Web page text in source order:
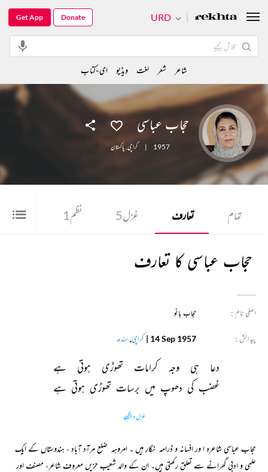
حجاب عباسی
1957
| کراچی, پاکستان
تمام تعارف غزل5 نظم1 شعر3
حجاب عباسی کا تعارف
اصلی نام : حجاب بانو
پیدائش : 14 Sep 1957
| کراچی,سندھ
دعا ہی وجہ کرامات تھوڑی ہوتی
ہے
غضب کی دھوپ میں برسات تھوڑی ہوتی ہے
غزل دیکھیے
حجاب عباسی شاعرہ ا ور افسانہ و ڈرامہ نگار ہیں ۔ امروہہ ضلع مرآد آباد ، ہندوستاں کے ایک
علمی و ادبی گھرانے سے تعلق رکھتی ہیں۔ ان کے والد شعیب حزیں معروف شاعر، مصنف اور
URD
Get App Donate
شاعر شعر لغت ویڈیو ای-کتاب